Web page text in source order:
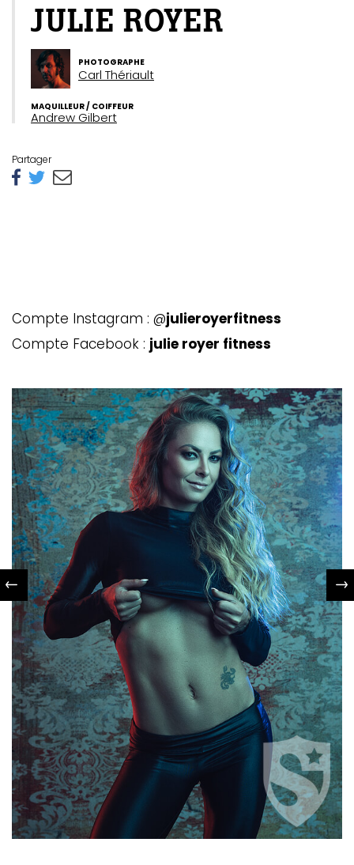
JULIE ROYER
PHOTOGRAPHE
Carl Thériault
MAQUILLEUR / COIFFEUR
Andrew Gilbert
Partager
Compte Instagram : @julieroyerfitness
Compte Facebook : julie royer fitness